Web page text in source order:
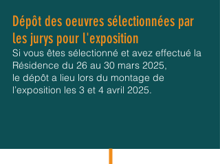
Dépôt des oeuvres sélectionnées par
les jurys pour l'exposition
Si vous êtes sélectionné et avez effectué la
Résidence du 26 au 30 mars 2025,
le dépôt a lieu lors du montage de
l’exposition les 3 et 4 avril 2025.